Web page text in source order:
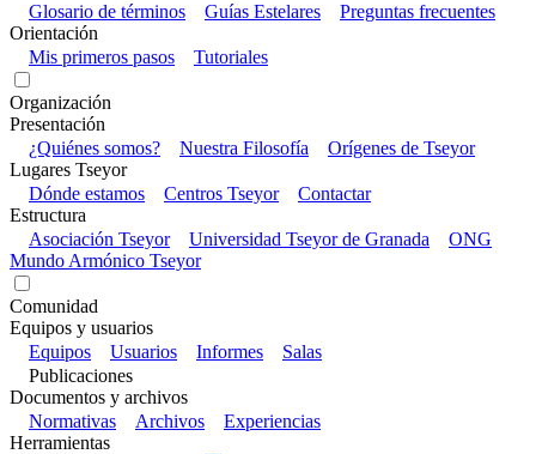
Glosario de términos
Guías Estelares
Preguntas frecuentes
Orientación
Mis primeros pasos
Tutoriales
Organización
Presentación
¿Quiénes somos?
Nuestra Filosofía
Orígenes de Tseyor
Lugares Tseyor
Dónde estamos
Centros Tseyor
Contactar
Estructura
Asociación Tseyor
Universidad Tseyor de Granada
ONG
Mundo Armónico Tseyor
Comunidad
Equipos y usuarios
Equipos
Usuarios Informes
Salas
Publicaciones
Documentos y archivos
Normativas
Archivos
Experiencias
Herramientas